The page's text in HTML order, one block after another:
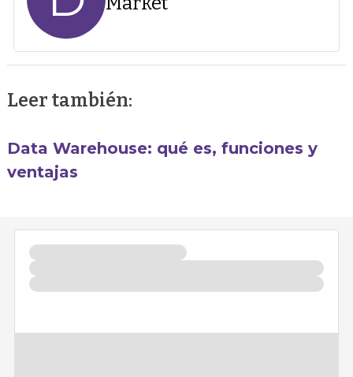
Leer también:
Data Warehouse: qué es, funciones y
ventajas